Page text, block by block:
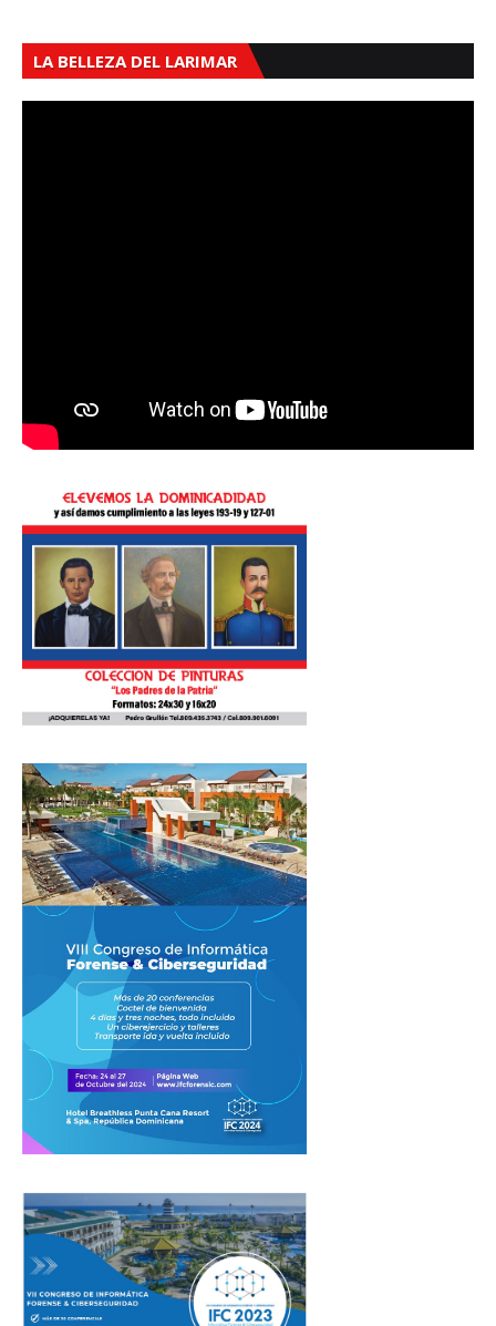
LA BELLEZA DEL LARIMAR